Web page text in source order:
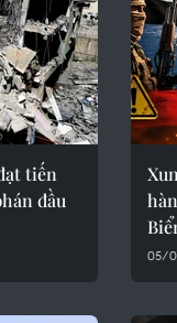
tiến
đầu
05/